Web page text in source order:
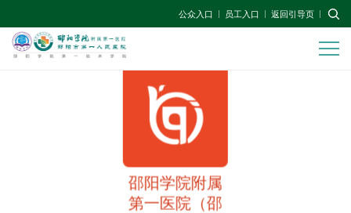
公众入口 员工入口 返回引导页
邵阳学院附属
第一医院（邵